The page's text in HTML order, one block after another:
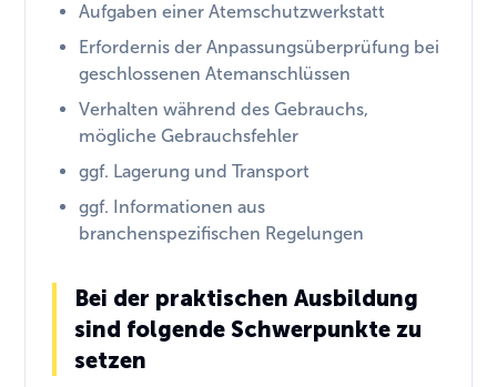
Aufgaben einer Atemschutzwerkstatt
Erfordernis der Anpassungsüberprüfung bei
geschlossenen Atemanschlüssen
Verhalten während des Gebrauchs,
mögliche Gebrauchsfehler
ggf. Lagerung und Transport
ggf. Informationen aus
branchenspezifischen Regelungen
Bei der praktischen Ausbildung
sind folgende Schwerpunkte zu
setzen